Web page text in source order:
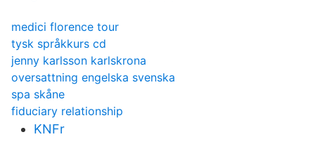
medici florence tour
tysk språkkurs cd
jenny karlsson karlskrona
oversattning engelska svenska
spa skåne
fiduciary relationship
KNFr